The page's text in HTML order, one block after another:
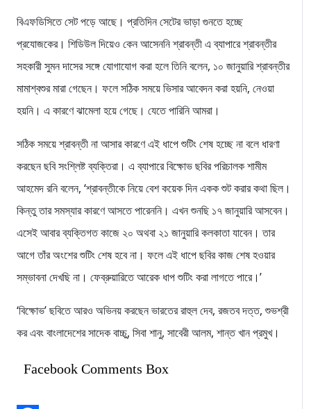
বিএফডিসিতে সেট পড়ে আছে। প্রতিদিন সেটের ভাড়া গুনতে হচ্ছে
প্রযোজকের। শিডিউল দিয়েও কেন আসেননি শ্রাবন্তী এ ব্যাপারে শ্রাবন্তীর
সহকারী সুমন দাসের সঙ্গে যোগাযোগ করা হলে তিনি বলেন, ১০ জানুয়ারি শ্রাবন্তীর
মামাশ্বশুর মারা গেছেন। ফলে সঠিক সময়ে ভিসার আবেদন করা হয়নি, নেওয়া
হয়নি। এ কারণে ঝামেলা হয়ে গেছে। যেতে পারিনি আমরা।
সঠিক সময়ে শ্রাবন্তী না আসার কারণে এই ধাপে শুটিং শেষ হচ্ছে না বলে ধারণা
করছেন ছবি সংশ্লিষ্ট ব্যক্তিরা। এ ব্যাপারে বিক্ষোভ ছবির পরিচালক শামীম
আহমেদ রনি বলেন, ‘শ্রাবন্তীকে নিয়ে বেশ কয়েক দিন একক শুট করার কথা ছিল।
কিন্তু তার সমস্যার কারণে আসতে পারেননি। এখন শুনছি ১৭ জানুয়ারি আসবেন।
এসেই আবার ব্যক্তিগত কাজে ২০ অথবা ২১ জানুয়ারি কলকাতা যাবেন। তার
আগে তাঁর অংশের শুটিং শেষ হবে না। ফলে এই ধাপে ছবির কাজ শেষ হওয়ার
সম্ভাবনা দেখছি না। ফেব্রুয়ারিতে আরেক ধাপ শুটিং করা লাগতে পারে।’
‘বিক্ষোভ’ ছবিতে আরও অভিনয় করছেন ভারতের রাহুল দেব, রজতব দত্ত, শুভশ্রী
কর এবং বাংলাদেশের সাদেক বাচ্চু, সিবা শানু, সাবেরী আলম, শান্ত খান প্রমুখ।
Facebook Comments Box